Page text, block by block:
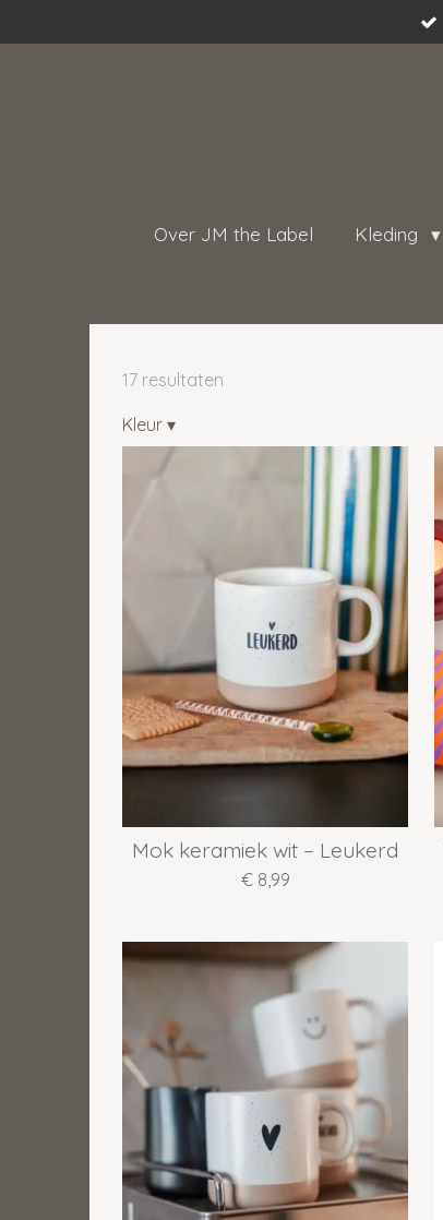
direct
Over JM the Label Kleding
17 resultaten
Kleur ▾
Mok keramiek wit – Leukerd
€ 8,99